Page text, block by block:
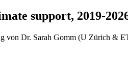
support, 2019-
von Dr. Sarah Gomm (U Zürich &